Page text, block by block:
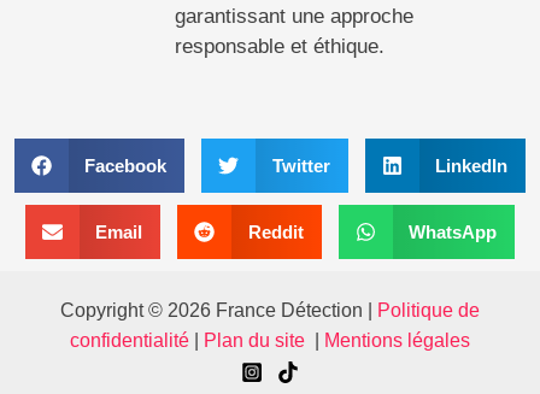
garantissant une approche
responsable et éthique.
Facebook Twitter LinkedIn
Email Reddit WhatsApp
Copyright © 2026 France Détection |
Politique de
confidentialité
Plan du site Mentions légales